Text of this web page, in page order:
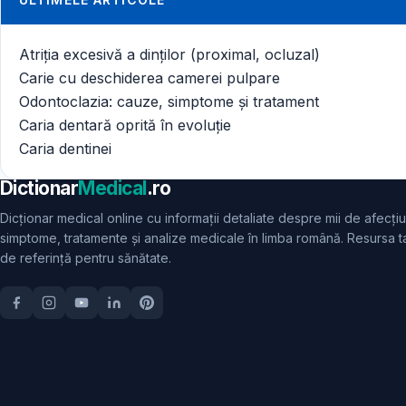
Atriția excesivă a dinților (proximal, ocluzal)
Carie cu deschiderea camerei pulpare
Odontoclazia: cauze, simptome și tratament
Caria dentară oprită în evoluție
Caria dentinei
DictionarMedical.ro
Dicționar medical online cu informații detaliate despre mii de
simptome, tratamente și analize medicale în limba română. Resursa
de referință pentru sănătate.